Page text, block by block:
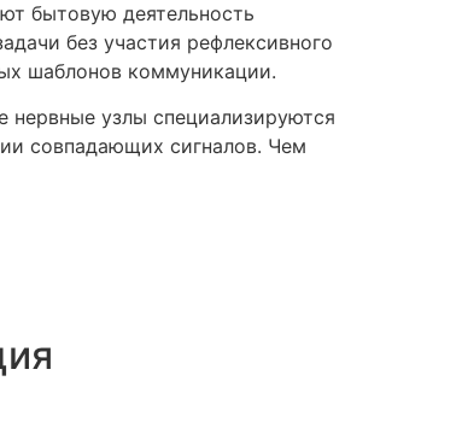
бытовую деятельность
без участия рефлексивного
шаблонов коммуникации.
узлы специализируются
совпадающих сигналов. Чем